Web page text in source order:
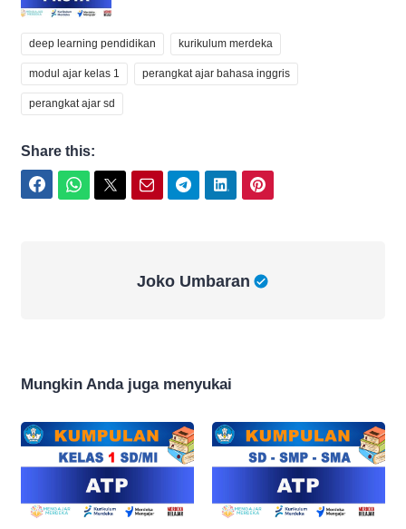
deep learning pendidikan kurikulum merdeka
modul ajar kelas 1 perangkat ajar bahasa inggris
perangkat ajar sd
Share this:
Joko Umbaran
Mungkin Anda juga menyukai